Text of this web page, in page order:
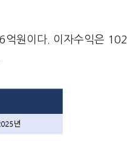
억원이다. 이자수익은 102